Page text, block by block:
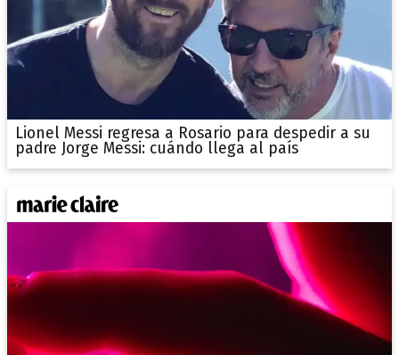
Lionel Messi regresa a Rosario para despedir a su
padre Jorge Messi: cuándo llega al país